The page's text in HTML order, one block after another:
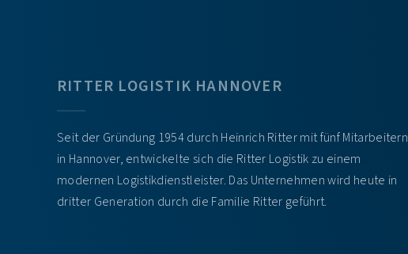
RITTER LOGISTIK HANNOVER
Seit der Gründung 1954 durch Heinrich Ritter mit fünf Mitarbeitern
in Hannover, entwickelte sich die Ritter Logistik zu einem
modernen Logistikdienstleister. Das Unternehmen wird heute in
dritter Generation durch die Familie Ritter geführt.